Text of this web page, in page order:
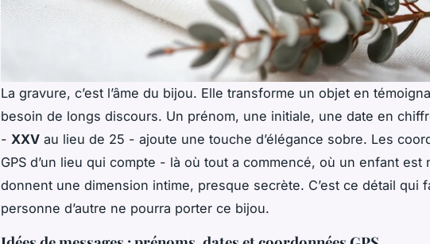
La gravure, c’est l’âme du bijou. Elle transforme un objet en
besoin de longs discours. Un prénom, une initiale, une date en
- XXV au lieu de 25 - ajoute une touche d’élégance sobre. Les
GPS d’un lieu qui compte - là où tout a commencé, où un enfant est
donnent une dimension intime, presque secrète. C’est ce détail qui
personne d’autre ne pourra porter ce bijou.